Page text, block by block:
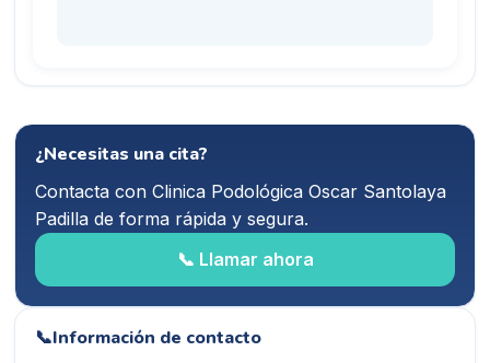
¿Necesitas una cita?
Contacta conClinica Podológica Oscar Santolaya
Padilla de forma rápida y segura.
📞 Llamar ahora
📞Información de contacto